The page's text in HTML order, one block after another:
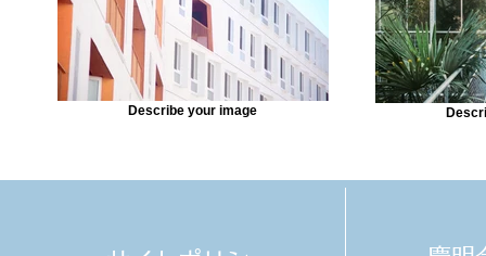
Describe your image